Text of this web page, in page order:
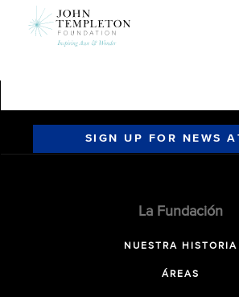
SIGN UP FOR NEWS
La Fundación
NUESTRA HISTORIA
ÁREAS